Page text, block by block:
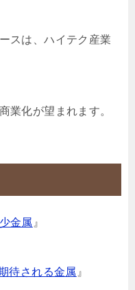
スは、ハイテク産業
業化が望まれます。
金属 』
待される金属 』